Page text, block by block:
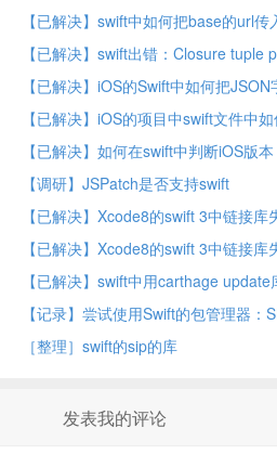
【已解决】swift中如何把base的url
【已解决】如何在swift中判断iOS版本
【调研】JSPatch是否支持swift
［整理］swift的sip的库
发表我的评论